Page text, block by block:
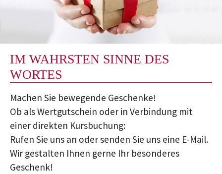
IM WAHRSTEN SINNE DES
WORTES
Machen Sie bewegende Geschenke!
Ob als Wertgutschein oder in Verbindung mit
einer direkten Kursbuchung:
Rufen Sie uns an oder senden Sie uns eine E-Mail.
Wir gestalten Ihnen gerne Ihr besonderes
Geschenk!